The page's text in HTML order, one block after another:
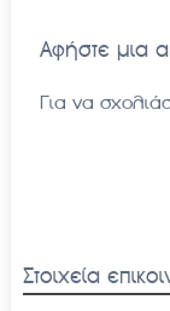
Αφήστε μια
Για να
Στοιχεία